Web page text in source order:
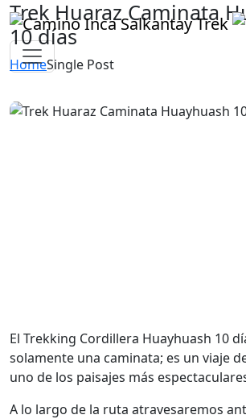
Trek Huaraz Caminata
10 días
HomeSingle Post
El Trekking Cordillera Huayhuash 10
solamente una caminata; es un viaje
uno de los paisajes más
A lo largo de la ruta atravesaremos